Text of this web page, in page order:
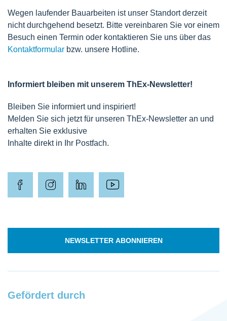
Wegen laufender Bauarbeiten ist unser Standort derzeit
nicht durchgehend besetzt. Bitte vereinbaren Sie vor einem
Besuch einen Termin oder kontaktieren Sie uns über das
Kontaktformular bzw. unsere Hotline.
Informiert bleiben mit unserem ThEx-Newsletter!
Bleiben Sie informiert und inspiriert!
Melden Sie sich jetzt für unseren ThEx-Newsletter an und
erhalten Sie exklusive
Inhalte direkt in Ihr Postfach.
NEWSLETTER ABONNIEREN
Gefördert durch